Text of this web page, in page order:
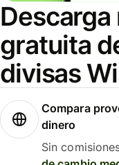
gratuita
divisas
Compara
dinero
Sin